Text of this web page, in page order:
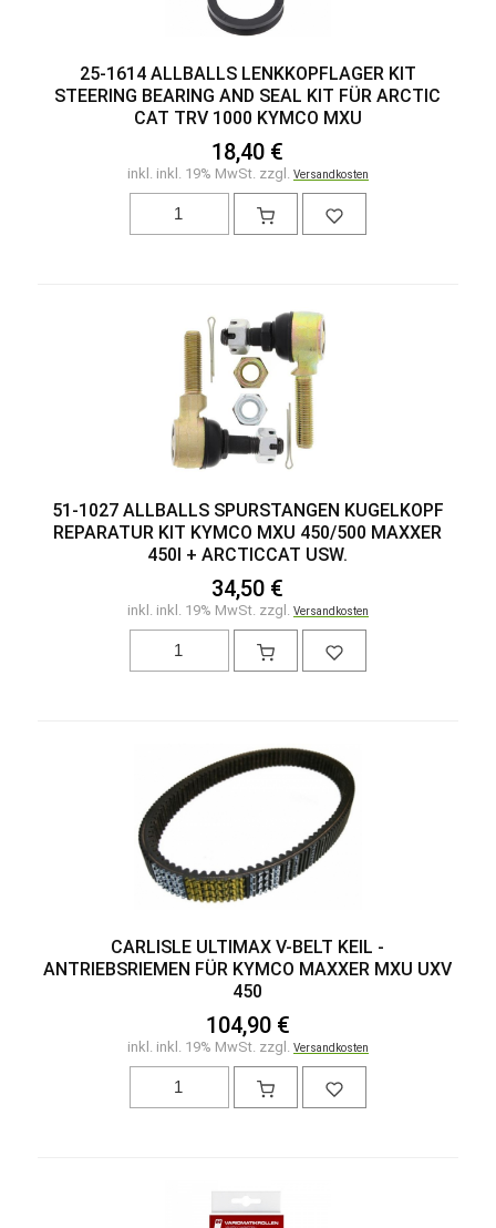
25-1614 ALLBALLS LENKKOPFLAGER KIT
STEERING BEARING AND SEAL KIT FÜR ARCTIC
CAT TRV 1000 KYMCO MXU
18,40 €
inkl. inkl. 19% MwSt. zzgl. Versandkosten
51-1027 ALLBALLS SPURSTANGEN KUGELKOPF
REPARATUR KIT KYMCO MXU 450/500 MAXXER
450I + ARCTICCAT USW.
34,50 €
inkl. inkl. 19% MwSt. zzgl. Versandkosten
CARLISLE ULTIMAX V-BELT KEIL -
ANTRIEBSRIEMEN FÜR KYMCO MAXXER MXU UXV
450
104,90 €
inkl. inkl. 19% MwSt. zzgl. Versandkosten